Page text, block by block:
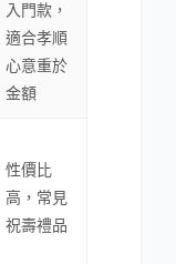
入門款，
適合孝順
心意重於
金額
性價比
高，常見
祝壽禮品